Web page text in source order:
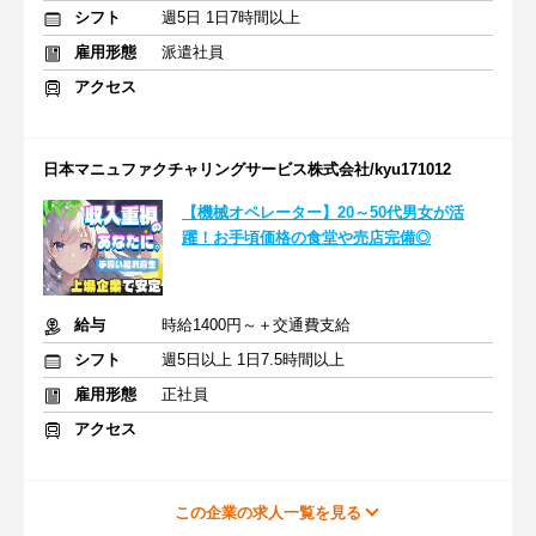
シフト
週5日 1日7時間以上
雇用形態
派遣社員
アクセス
日本マニュファクチャリングサービス株式会社/kyu171012
【機械オペレーター】20～50代男女が活
躍！お手頃価格の食堂や売店完備◎
給与
時給1400円～＋交通費支給
シフト
週5日以上 1日7.5時間以上
雇用形態
正社員
アクセス
この企業の求人一覧を見る